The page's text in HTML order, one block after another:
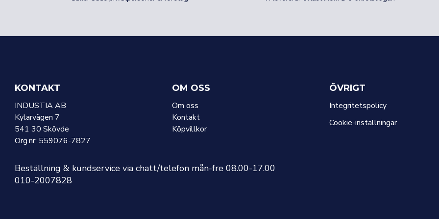
KONTAKT
INDUSTIA AB
Kylarvägen 7
541 30 Skövde
Org.nr: 559076-7827
OM OSS
Om oss
Kontakt
Köpvillkor
ÖVRIGT
Integritetspolicy
Cookie-inställningar
Beställning & kundservice via chatt/telefon mån-fre 08.00-17.00
010-2007828